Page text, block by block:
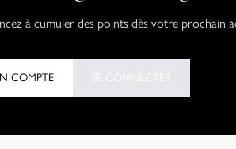
à cumuler des points dès votre prochain
COMPTE SE CONNECTER